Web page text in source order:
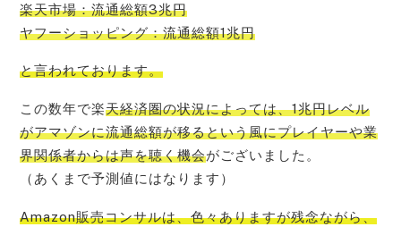
楽天市場：流通総額3兆円
ヤフーショッピング：流通総額1兆円
と言われております。
この数年で楽天経済圏の状況によっては、1兆円レベル
がアマゾンに流通総額が移るという風にプレイヤーや業
界関係者からは声を聴く機会がございました。
（あくまで予測値にはなります）
Amazon販売コンサルは、色々ありますが残念ながら、